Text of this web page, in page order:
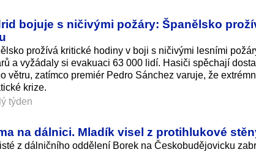
bojuje s ničivými požáry: Španělsko
prožívá kritické hodiny v boji s ničivými lesními
a vyžádaly si evakuaci 63 000 lidí. Hasiči spěchají
větru, zatímco premiér Pedro Sánchez varuje, že
krize.
týden
na dálnici. Mladík visel z protihlukové
z dálničního oddělení Borek na Českobudějovicku